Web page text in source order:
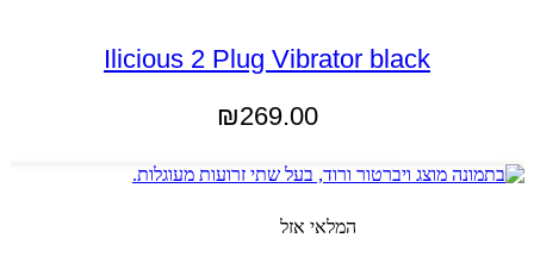
Ilicious 2 Plug Vibrator black
₪269.00
המלאי אזל